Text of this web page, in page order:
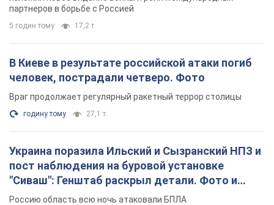
партнеров в борьбе с Россией
5 годин тому 17,2 т.
В Киеве в результате российской атаки погиб
человек, пострадали четверо. Фото
Враг продолжает регулярный ракетный террор столицы
годину тому 27,1 т.
Украина поразила Ильский и Сызранский НПЗ и
пост наблюдения на буровой установке
"Сиваш": Генштаб раскрыл детали. Фото и
видео
Россию область всю ночь атаковали БПЛА